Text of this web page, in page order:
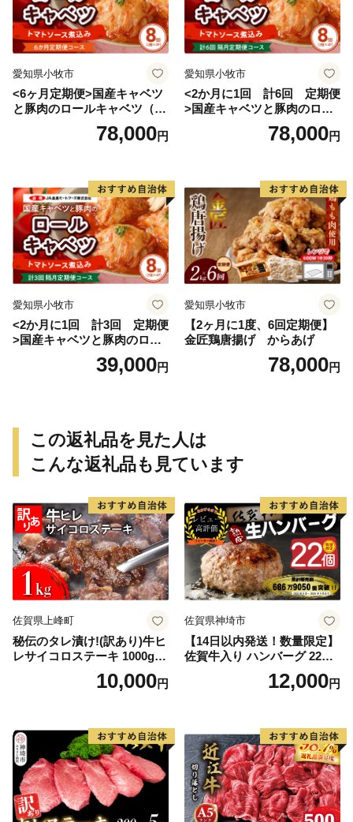
愛知県小牧市
<6ヶ月定期便>国産キャベツ
と豚肉のロールキャベツ（4P
78,000円
愛知県小牧市
<2か月に1回 計6回 定期便
>国産キャベツと豚肉のロー
ルキャベツ（4P入り）
78,000円
愛知県小牧市
<2か月に1回 計3回 定期便
>国産キャベツと豚肉のロー
ルキャベツ（4P入り）
39,000円
愛知県小牧市
【2ヶ月に1度、6回定期便】
金匠鶏唐揚げ からあげ
78,000円
この返礼品を見た人は
こんな返礼品も見ています
佐賀県上峰町
秘伝のタレ漬け!(訳あり)牛ヒ
レサイコロステーキ 1000g
10,000円
佐賀県神埼市
【14日以内発送！数量限定】
佐賀牛入り ハンバーグ 22個
2.6kg(120g×22個)【佐賀牛
黒毛和牛 ブランド牛 九州 ハ
気】(H083106)
12,000円